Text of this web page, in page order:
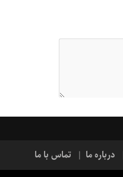
درباره ما تماس با ما